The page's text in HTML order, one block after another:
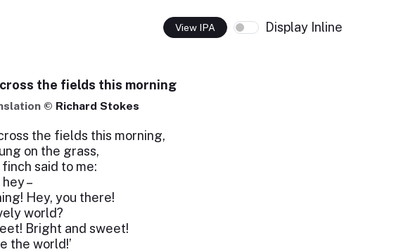
View IPA Display Inline
the fields this morning
© Richard Stokes
the fields this morning,
on the grass,
said to me:
hey –
Hey, you there!
world?
Bright and sweet!
the world!’